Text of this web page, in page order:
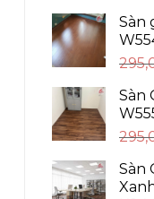
Sàn
Sàn
Sàn